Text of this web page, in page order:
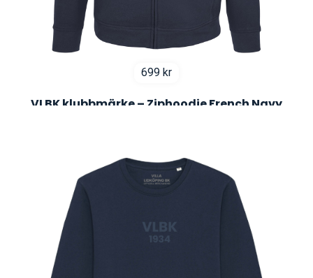
699 kr
VLBK klubbmärke – Ziphoodie French Navy